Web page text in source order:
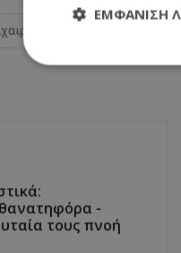
-
τους πνοή
ΕΜΦΆΝΙΣΗ